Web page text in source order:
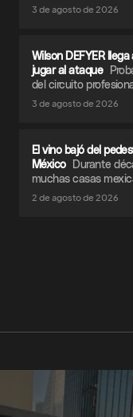
3 de agosto de 2026
Wilson DEFYER
jugar al ataque
del circuito
3 de agosto de 2026
El vino bajó del
México Durante
muchas casas
2 de agosto de 2026